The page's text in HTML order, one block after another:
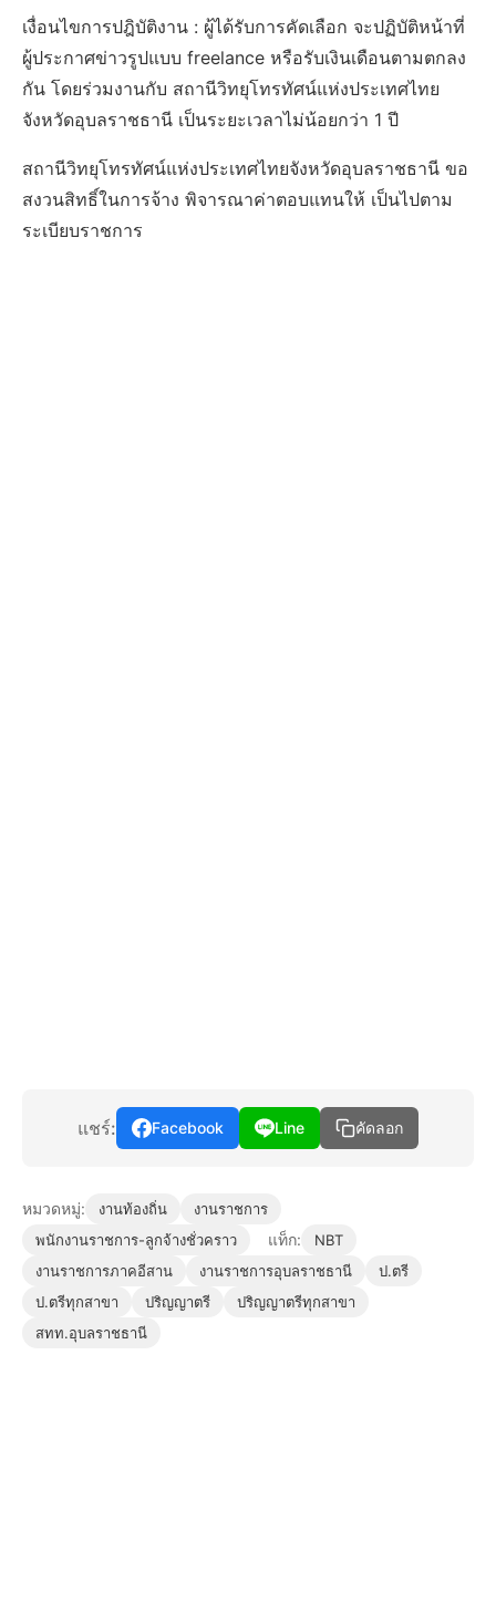
เงื่อนไขการปฎิบัติงาน : ผู้ได้รับการคัดเลือก จะปฏิบัติหน้าที่
ผู้ประกาศข่าวรูปแบบ freelance หรือรับเงินเดือนตามตกลง
กัน โดยร่วมงานกับ สถานีวิทยุโทรทัศน์แห่งประเทศไทย
จังหวัดอุบลราชธานี เป็นระยะเวลาไม่น้อยกว่า 1 ปี
สถานีวิทยุโทรทัศน์แห่งประเทศไทยจังหวัดอุบลราชธานี ขอ
สงวนสิทธิ์ในการจ้าง พิจารณาค่าตอบแทนให้ เป็นไปตาม
ระเบียบราชการ
แชร์: Facebook Line คัดลอก
หมวดหมู่: งานท้องถิ่น
งานราชการ
พนักงานราชการ-ลูกจ้างชั่วคราว
แท็ก:
NBT
งานราชการภาคอีสาน
งานราชการอุบลราชธานี
ป.ตรี
ป.ตรีทุกสาขา
ปริญญาตรี
ปริญญาตรีทุกสาขา
สทท.อุบลราชธานี